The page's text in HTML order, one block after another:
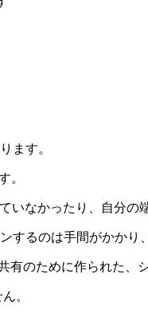
ます。
。
なかったり、自分の
るのは手間がかかり
有のために作られた、
。